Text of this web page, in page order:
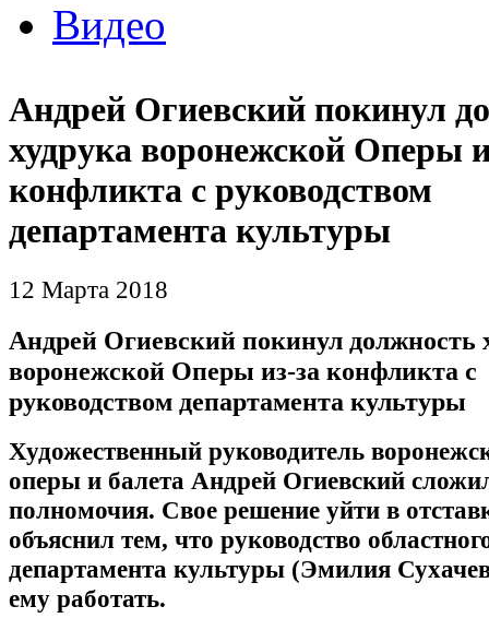
Видео
Андрей Огиевский покинул
худрука воронежской Оперы
конфликта с руководством
департамента культуры
12 Марта 2018
Андрей Огиевский покинул должность
воронежской Оперы из-за конфликта с
руководством департамента культуры
Художественный руководитель
оперы и балета Андрей Огиевский
полномочия. Свое решение уйти в
объяснил тем, что руководство
департамента культуры (Эмилия
ему работать.